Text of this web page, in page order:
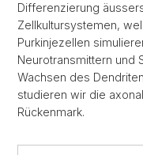
Differenzierung
Zellkultursystemen,
Purkinjezellen
Neurotransmittern und
Wachsen des
studieren wir die
Rückenmark.